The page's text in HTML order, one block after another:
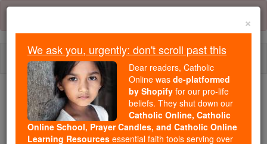
Skip
content
Because of You, 2.2 Million
Students Are Being Formed in the
×
We ask you, urgently: don't scroll past this
Dear readers, Catholic
Online was de-platformed
by Shopify for our pro-life
beliefs. They shut down our
Catholic Online, Catholic
Online School, Prayer Candles, and Catholic Online
Learning Resources essential faith tools serving over